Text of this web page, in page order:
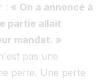
: « On a annoncé à
partie allait
mandat. »
pas une
perte. Une perte